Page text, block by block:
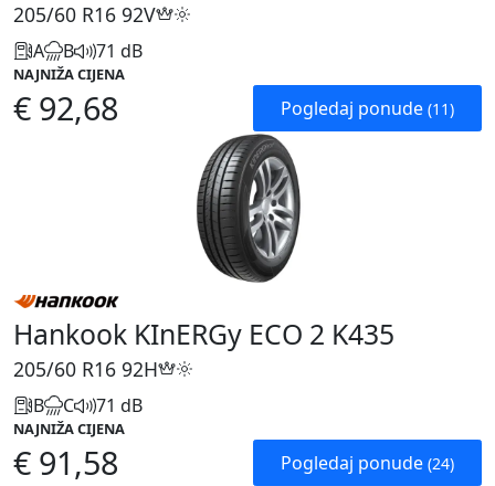
205/60 R16 92V
A B 71 dB
NAJNIŽA CIJENA
€ 92,68 Pogledaj ponude (11)
Hankook KInERGy ECO 2 K435
205/60 R16 92H
B C 71 dB
NAJNIŽA CIJENA
€ 91,58 Pogledaj ponude (24)